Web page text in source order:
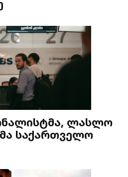
ლასლო
საქართველო